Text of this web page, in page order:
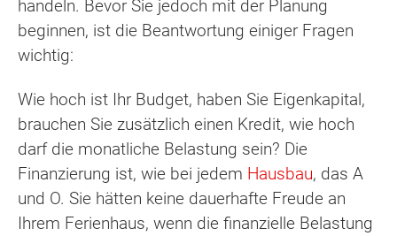
handeln. Bevor Sie jedoch mit der Planung
beginnen, ist die Beantwortung einiger Fragen
wichtig:
Wie hoch ist Ihr Budget, haben Sie Eigenkapital,
brauchen Sie zusätzlich einen Kredit, wie hoch
darf die monatliche Belastung sein? Die
Finanzierung ist, wie bei jedem Hausbau, das A
und O. Sie hätten keine dauerhafte Freude an
Ihrem Ferienhaus, wenn die finanzielle Belastung